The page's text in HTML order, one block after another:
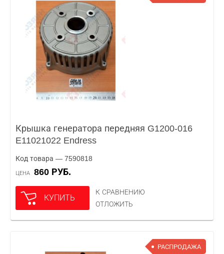
Крышка генератора передняя G1200-016
E11021022 Endress
Код товара — 7590818
ЦЕНА 860 РУБ.
КУПИТЬ
К СРАВНЕНИЮ
ОТЛОЖИТЬ
РАСПРОДАЖА